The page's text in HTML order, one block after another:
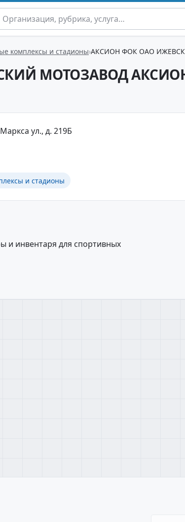
комплексы и стадионы АКСИОН ФОК ОАО
МОТОЗАВОД
ул., д. 219Б
и стадионы
и инвентаря для спортивных